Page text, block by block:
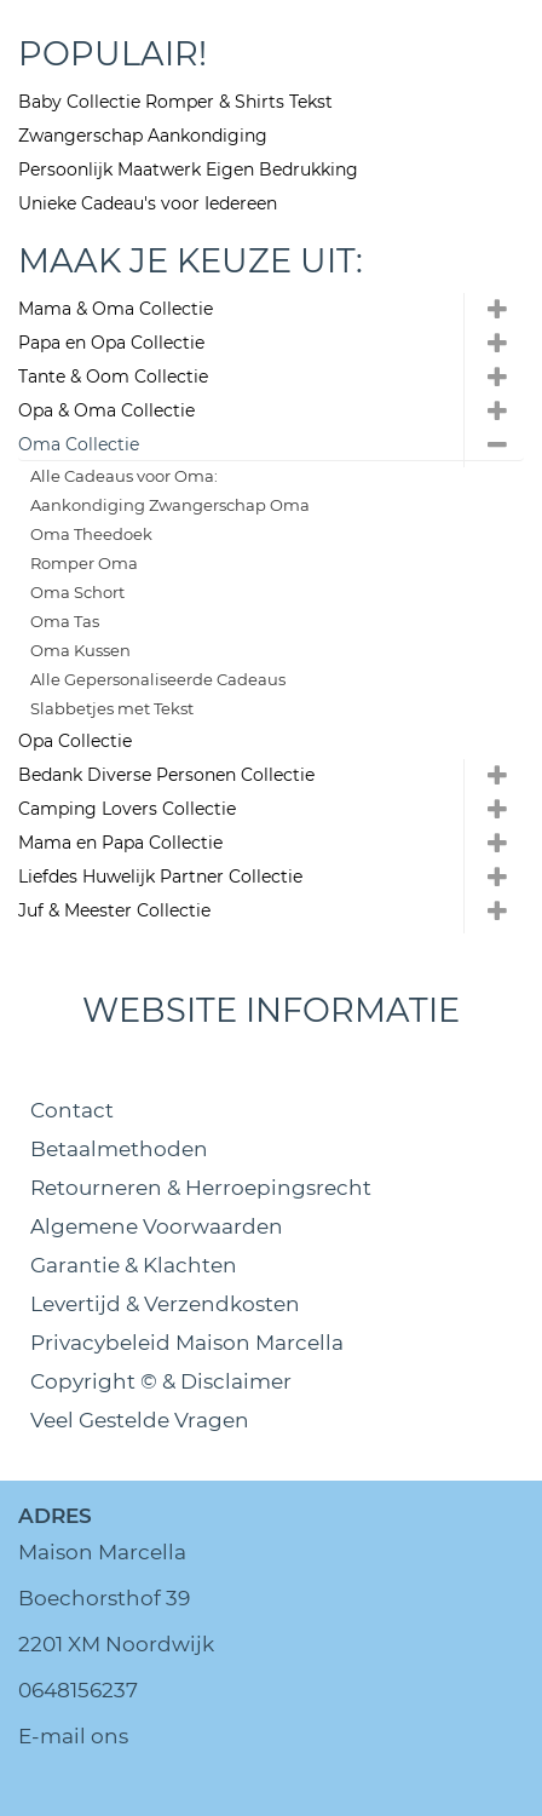
POPULAIR!
Baby Collectie Romper & Shirts Tekst
Zwangerschap Aankondiging
Persoonlijk Maatwerk Eigen Bedrukking
Unieke Cadeau's voor Iedereen
MAAK JE KEUZE UIT:
Mama & Oma Collectie
Papa en Opa Collectie
Tante & Oom Collectie
Opa & Oma Collectie
Oma Collectie
Alle Cadeaus voor Oma:
Aankondiging Zwangerschap Oma
Oma Theedoek
Romper Oma
Oma Schort
Oma Tas
Oma Kussen
Alle Gepersonaliseerde Cadeaus
Slabbetjes met Tekst
Opa Collectie
Bedank Diverse Personen Collectie
Camping Lovers Collectie
Mama en Papa Collectie
Liefdes Huwelijk Partner Collectie
Juf & Meester Collectie
WEBSITE INFORMATIE
Contact
Betaalmethoden
Retourneren & Herroepingsrecht
Algemene Voorwaarden
Garantie & Klachten
Levertijd & Verzendkosten
Privacybeleid Maison Marcella
Copyright © & Disclaimer
Veel Gestelde Vragen
ADRES
Maison Marcella
Boechorsthof 39
2201 XM Noordwijk
0648156237
E-mail ons